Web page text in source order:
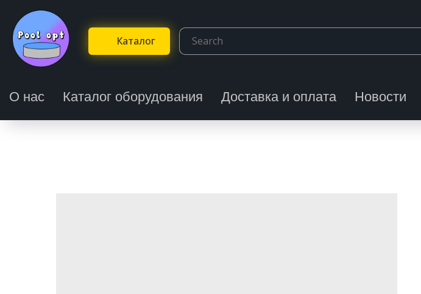
Каталог
О нас Каталог оборудования Доставка и оплата Новости